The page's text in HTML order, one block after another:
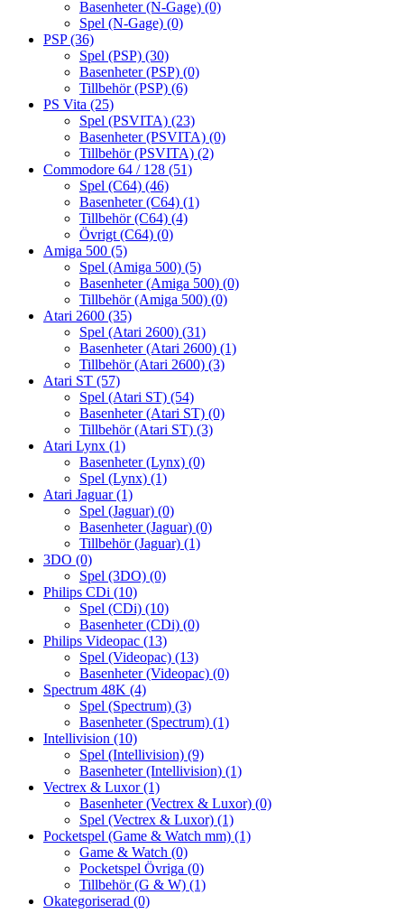
Basenheter (N-Gage) (0)
Spel (N-Gage) (0)
PSP(36)
Spel (PSP) (30)
Basenheter (PSP) (0)
Tillbehör (PSP) (6)
PS Vita (25)
Spel (PSVITA) (23)
Basenheter (PSVITA) (0)
Tillbehör (PSVITA) (2)
Commodore 64 / 128 (51)
Spel (C64) (46)
Basenheter (C64) (1)
Tillbehör (C64) (4)
Övrigt (C64) (0)
Amiga 500 (5)
Spel (Amiga 500) (5)
Basenheter (Amiga 500) (0)
Tillbehör (Amiga 500) (0)
Atari 2600 (35)
Spel (Atari 2600) (31)
Basenheter (Atari 2600) (1)
Tillbehör (Atari 2600) (3)
Atari ST (57)
Spel (Atari ST) (54)
Basenheter (Atari ST) (0)
Tillbehör (Atari ST) (3)
Atari Lynx (1)
Basenheter (Lynx) (0)
Spel (Lynx) (1)
Atari Jaguar(1)
Spel (Jaguar) (0)
Basenheter (Jaguar) (0)
Tillbehör (Jaguar) (1)
3DO (0)
Spel (3DO) (0)
Philips CDi (10)
Spel (CDi) (10)
Basenheter (CDi) (0)
Philips Videopac (13)
Spel (Videopac) (13)
Basenheter (Videopac) (0)
Spectrum 48K (4)
Spel (Spectrum) (3)
Basenheter (Spectrum) (1)
Intellivision (10)
Spel (Intellivision) (9)
Basenheter (Intellivision) (1)
Vectrex & Luxor(1)
Basenheter (Vectrex & Luxor) (0)
Spel (Vectrex & Luxor) (1)
Pocketspel (Game & Watch mm) (1)
Game & Watch (0)
Pocketspel Övriga (0)
Tillbehör (G & W) (1)
Okategoriserad (0)